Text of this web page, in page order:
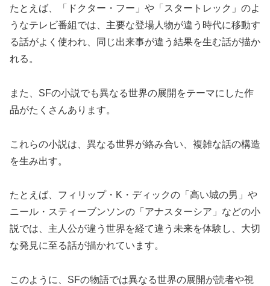
たとえば、「ドクター・フー」や「スタートレック」のよ
うなテレビ番組では、主要な登場人物が違う時代に移動す
る話がよく使われ、同じ出来事が違う結果を生む話が描か
れる。
また、SFの小説でも異なる世界の展開をテーマにした作
品がたくさんあります。
これらの小説は、異なる世界が絡み合い、複雑な話の構造
を生み出す。
たとえば、フィリップ・K・ディックの「高い城の男」や
ニール・スティーブンソンの「アナスターシア」などの小
説では、主人公が違う世界を経て違う未来を体験し、大切
な発見に至る話が描かれています。
このように、SFの物語では異なる世界の展開が読者や視